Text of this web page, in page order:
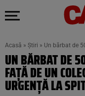
Acasă » Știri » Un bărbat de
UN BĂRBAT DE
FAȚĂ DE UN
URGENȚĂ LA